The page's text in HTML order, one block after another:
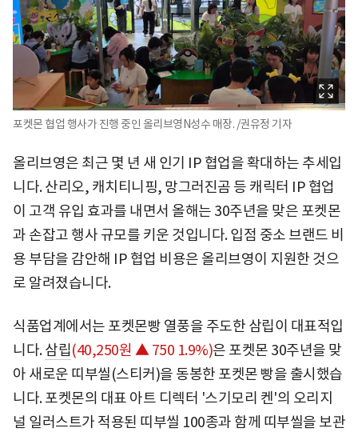
포켓몬 협업 행사가 진행 중인 올리브영N성수 매장. /권유정 기자
올리브영은 최근 몇 년 새 인기 IP 협업을 확대하는 추세입
니다. 산리오, 캐치티니핑, 망그러진곰 등 캐릭터 IP 협업
이 고객 유입 효과를 내면서 올해는 30주년을 맞은 포켓몬
과 손잡고 행사 규모를 키운 것입니다. 입점 중소 브랜드 비
용 부담을 감안해 IP 협업 비용은 올리브영이 지원한 것으
로 알려졌습니다.
식품업계에서는 포켓몬빵 열풍을 주도한 삼립이 대표적입
니다.삼립(40,250원 ▲ 750 1.9%)은 포켓몬 30주년을 맞
아 새로운 띠부씰(스티커)을 동봉한 포켓몬 빵을 출시했습
니다. 포켓몬의 대표 아트 디렉터 '스기모리 켄'의 오리지
널 일러스트가 적용된 띠부씰 100종과 함께 띠부씰을 보관